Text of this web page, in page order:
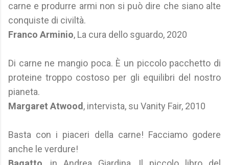
carne e produrre armi non si può dire che siano alte
conquiste di civiltà.
Franco Arminio, La cura dello sguardo, 2020
Di carne ne mangio poca. È un piccolo pacchetto di
proteine troppo costoso per gli equilibri del nostro
pianeta.
Margaret Atwood , intervista, su Vanity Fair, 2010
Basta con i piaceri della carne! Facciamo godere
anche le verdure!